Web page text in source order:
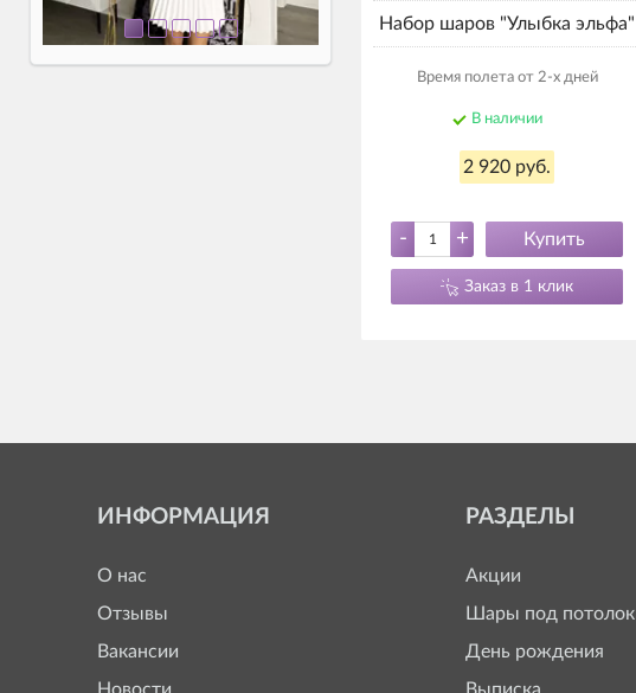
Набор шаров "Улыбка эльфа"
Время полета от 2-х дней
В наличии
2 920 руб.
- + Купить
Заказ в 1 клик
ИНФОРМАЦИЯ
О нас
Отзывы
Вакансии
РАЗДЕЛЫ
Акции
Шары под потолок
День рождения